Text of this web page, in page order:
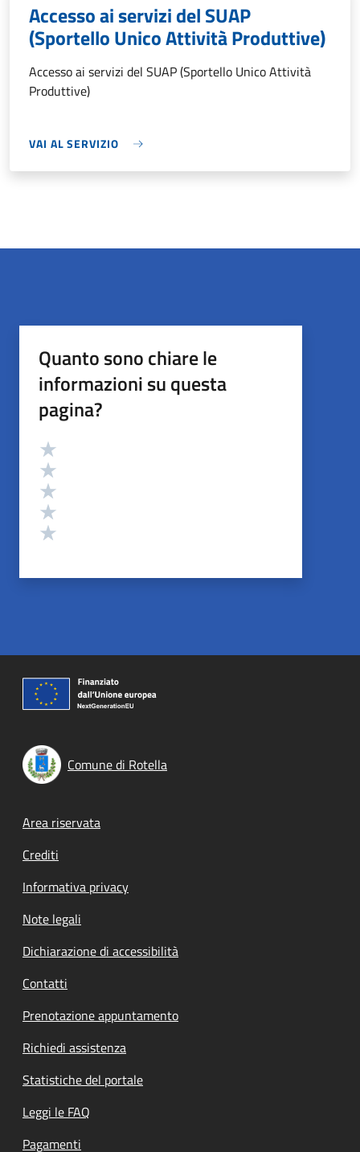
Accesso ai servizi del SUAP
(Sportello Unico Attività Produttive)
Accesso ai servizi del SUAP (Sportello Unico Attività
Produttive)
VAI AL SERVIZIO
Quanto sono chiare le
informazioni su questa
pagina?
Valutazione
Comune di Rotella
Footer menu
Area riservata
Crediti
Informativa privacy
Note legali
Dichiarazione di accessibilità
Contatti
Prenotazione appuntamento
Richiedi assistenza
Statistiche del portale
Leggi le FAQ
Pagamenti